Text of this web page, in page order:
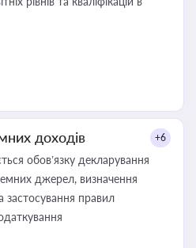
доходів +6
обов’язку декларування
джерел, визначення
застосування правил